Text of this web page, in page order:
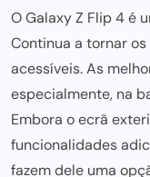
O Galaxy Z Flip 4 é
Continua a tornar
acessíveis. As
especialmente, na
Embora o ecrã
funcionalidades
fazem dele uma